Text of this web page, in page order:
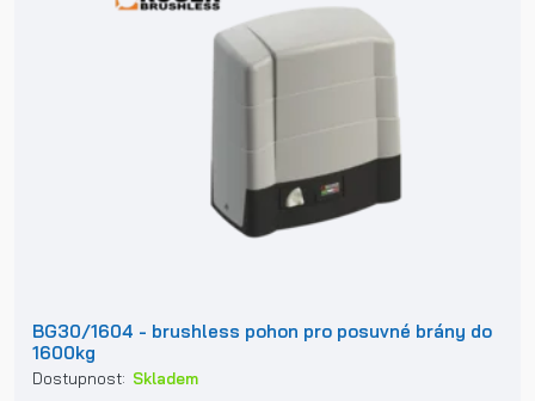
BG30/1604 - brushless pohon pro posuvné brány do
1600kg
Dostupnost: Skladem